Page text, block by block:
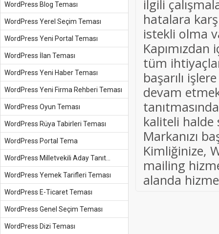
WordPress Blog Teması
WordPress Yerel Seçim Teması
WordPress Yeni Portal Teması
WordPress İlan Teması
WordPress Yeni Haber Teması
WordPress Yeni Firma Rehberi Teması
WordPress Oyun Teması
WordPress Rüya Tabirleri Teması
WordPress Portal Tema
WordPress Milletvekili Aday Tanıt...
WordPress Yemek Tarifleri Teması
WordPress E-Ticaret Teması
WordPress Genel Seçim Teması
WordPress Dizi Teması
ilgili
hatalara
istekli olma
tüm
başarılı
devam
kaliteli halde
Markanızı
Kimliğinize,
mailing
alanda